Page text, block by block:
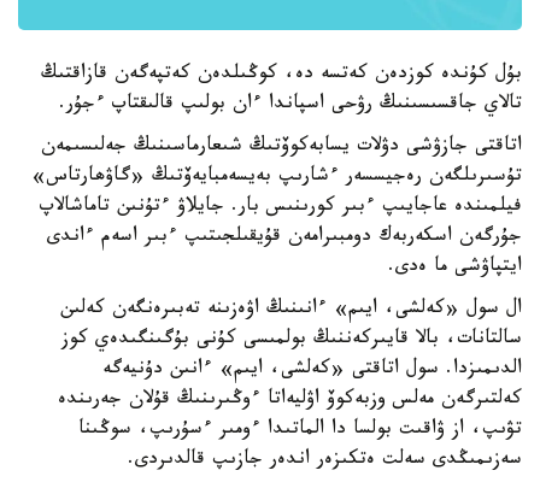
بۇل كۇندە كوزدەن كەتسە دە، كوڭىلدەن كەتپەگەن قازاقتىڭ
تالاي جاقسىسىنىڭ رۋحى اسپاندا ءان بولىپ قالىقتاپ ءجۇر.
اتاقتى جازۋشى دۋلات يسابەكوۆتىڭ شىعارماسىنىڭ جەلىسىمەن
تۇسىرىلگەن رەجيسسەر ءشارىپ بەيسەمبايەۆتىڭ «گاۋھارتاس»
فيلمىندە عاجايىپ ءبىر كورىنىس بار. جايلاۋ ءتۇنىن تاماشالاپ
جۇرگەن اسكەربەك دومبىرامەن قۇيقىلجىتىپ ءبىر اسەم ءاندى
ايتپاۋشى ما ەدى.
ال سول «كەلشى، ايىم» ءانىنىڭ اۋەزىنە تەبىرەنگەن كەلىن
سالتانات، بالا قايىركەننىڭ بولمىسى كۇنى بۇگىنگىدەي كوز
الدىمىزدا. سول اتاقتى «كەلشى، ايىم» ءانىن دۇنيەگە
كەلتىرگەن مەلس وزبەكوۆ اۋليەاتا ءوڭىرىنىڭ قۇلان جەرىندە
تۋىپ، از ۋاقىت بولسا دا الماتىدا ءومىر ءسۇرىپ، سوڭىنا
سەزىمىڭدى سەلت ەتكىزەر اندەر جازىپ قالدىردى.